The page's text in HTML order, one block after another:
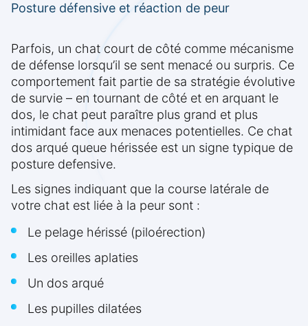
Posture défensive et réaction de peur
Parfois, un chat court de côté comme mécanisme
de défense lorsqu’il se sent menacé ou surpris. Ce
comportement fait partie de sa stratégie évolutive
de survie – en tournant de côté et en arquant le
dos, le chat peut paraître plus grand et plus
intimidant face aux menaces potentielles. Ce chat
dos arqué queue hérissée est un signe typique de
posture defensive.
Les signes indiquant que la course latérale de
votre chat est liée à la peur sont :
Le pelage hérissé (piloérection)
Les oreilles aplaties
Un dos arqué
Les pupilles dilatées